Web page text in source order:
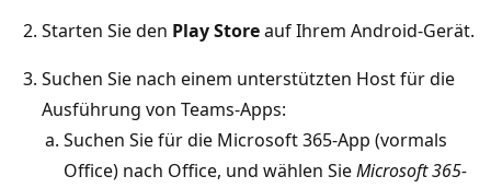
Starten Sie den Play Storeauf Ihrem Android-Gerät.
Suchen Sie nach einem unterstützten Host für die
Ausführung von Teams-Apps:
Suchen Sie für die Microsoft 365-App (vormals
Office) nach Office, und wählen SieMicrosoft 365-